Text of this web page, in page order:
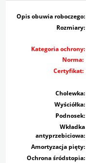
Opis obuwia roboczego:
Rozmiary:
Kategoria ochrony:
Norma:
Certyfikat:
Cholewka:
Wyściółka:
Podnosek:
Wkładka
antyprzebiciowa:
Amortyzacja pięty:
Ochrona śródstopia: